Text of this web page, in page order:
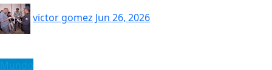
victor gomez Jun 26, 2026